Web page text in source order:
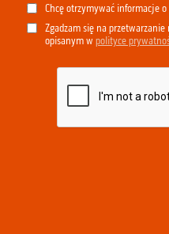
Chcę otrzymywać informacje
Zgadzam się na
opisanym w polityce